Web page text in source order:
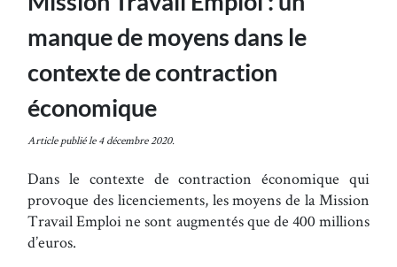
manque de moyens dans le
contexte de contraction
économique
Article publié le 4 décembre 2020.
Dans le contexte de contraction économique qui
provoque des licenciements, les moyens de la Mission
Travail Emploi ne sont augmentés que de 400 millions
d’euros.